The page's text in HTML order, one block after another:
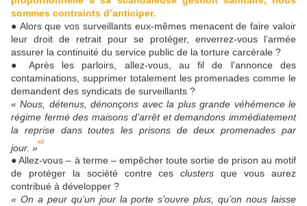
sommes contraints d’anticiper.
● Alors que vos surveillants eux-mêmes menacent de faire valoir
leur droit de retrait pour se protéger, enverrez-vous l’armée
assurer la continuité du service public de la torture carcérale ?
● Après les parloirs, allez-vous, au fil de l’annonce des
contaminations, supprimer totalement les promenades comme le
demandent des syndicats de surveillants ?
« Nous, détenus, dénonçons avec la plus grande véhémence le
régime fermé des maisons d’arrêt et demandons immédiatement
la reprise dans toutes les prisons de deux promenades par
jour. »
xii
● Allez-vous – à terme – empêcher toute sortie de prison au motif
de protéger la société contre cesclusters que vous aurez
contribué à développer ?
« On a peur qu’un jour la porte s’ouvre plus, qu’on nous laisse